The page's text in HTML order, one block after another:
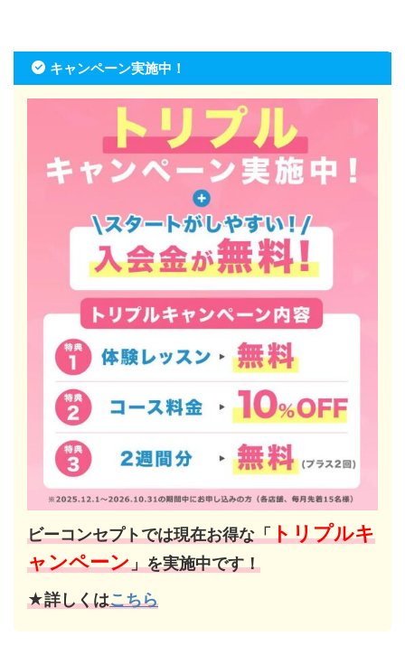
キャンペーン実施中！
ビーコンセプトでは現在お得な「トリプルキ
ャンペーン」を実施中です！
★詳しくはこちら